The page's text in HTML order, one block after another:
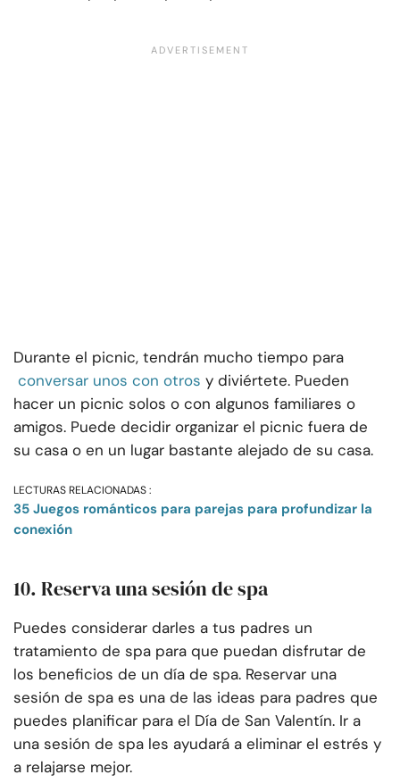
Durante el picnic, tendrán mucho tiempo para
conversar unos con otros y diviértete. Pueden
hacer un picnic solos o con algunos familiares o
amigos. Puede decidir organizar el picnic fuera de
su casa o en un lugar bastante alejado de su casa.
LECTURAS RELACIONADAS :
35 Juegos románticos para parejas para profundizar la
conexión
10. Reserva una sesión de spa
Puedes considerar darles a tus padres un
tratamiento de spa para que puedan disfrutar de
los beneficios de un día de spa. Reservar una
sesión de spa es una de las ideas para padres que
puedes planificar para el Día de San Valentín. Ir a
una sesión de spa les ayudará a eliminar el estrés y
a relajarse mejor.